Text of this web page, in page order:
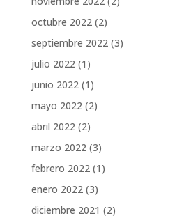
octubre 2022(2)
septiembre 2022(3)
julio 2022(1)
junio 2022(1)
mayo 2022(2)
abril 2022(2)
marzo 2022(3)
febrero 2022(1)
enero 2022(3)
diciembre 2021 (2)